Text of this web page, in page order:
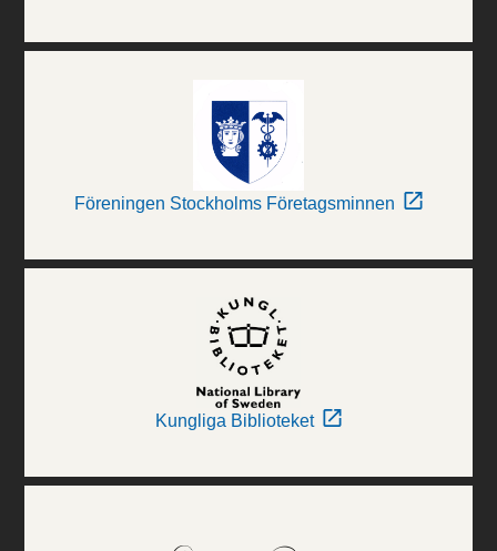
Föreningen Stockholms Företagsminnen
Kungliga Biblioteket